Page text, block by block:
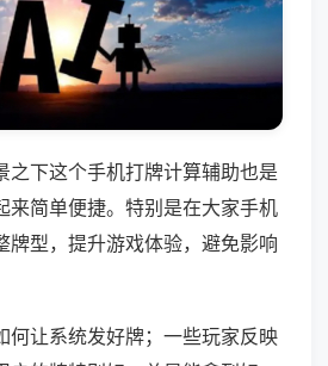
之下这个手机打牌计算辅助也是
来简单便捷。特别是在大家手机
牌型，提升游戏体验，避免影响
何让系统发好牌；一些玩家反映